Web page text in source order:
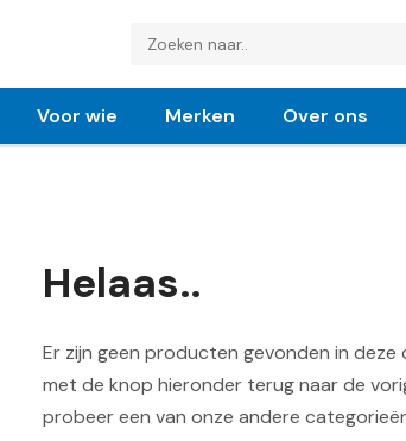
Voor wie Merken Over ons
Helaas..
Er zijn geen producten gevonden in deze
met de knop hieronder terug naar de
probeer een van onze andere